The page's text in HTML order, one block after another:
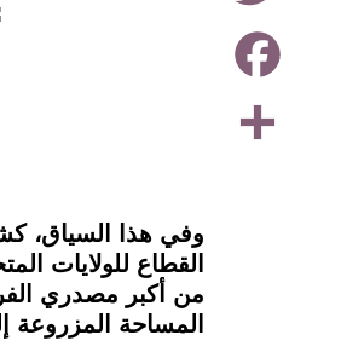
Share
Facebook
وفي هذا السياق،
المساحة المزروعة إلى 22.4